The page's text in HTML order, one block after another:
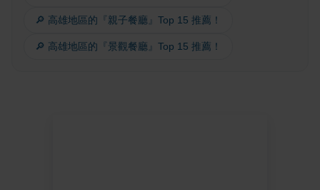
🔎 高雄地區的『親子餐廳』Top 15 推薦！
🔎 高雄地區的『景觀餐廳』Top 15 推薦！